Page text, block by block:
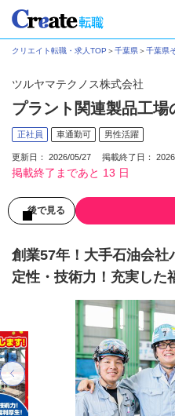
クリエイト転職・求人TOP ＞千葉県＞千葉県
ツルヤマテクノス株式会社
プラント関連製品工場
正社員 車通勤可 男性活躍
更新日： 2026/05/27 掲載終了日：
掲載終了まであと 13 日
後で見る
創業57年！大手石油会
定性・技術力！充実した